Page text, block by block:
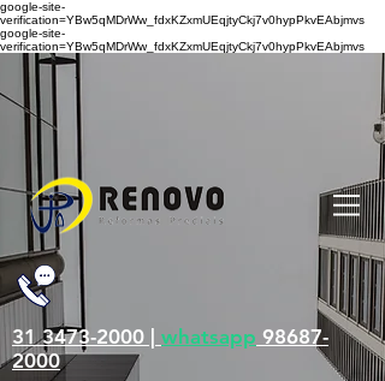
google-site-
verification=YBw5qMDrWw_fdxKZxmUEqjtyCkj7v0hypPkvEAbjmvs
google-site-
verification=YBw5qMDrWw_fdxKZxmUEqjtyCkj7v0hypPkvEAbjmvs
31 3473-2000 | whatsapp 98687-
2000